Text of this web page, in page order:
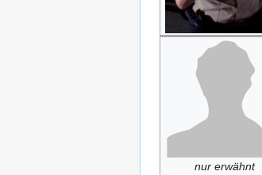
nur erwähnt